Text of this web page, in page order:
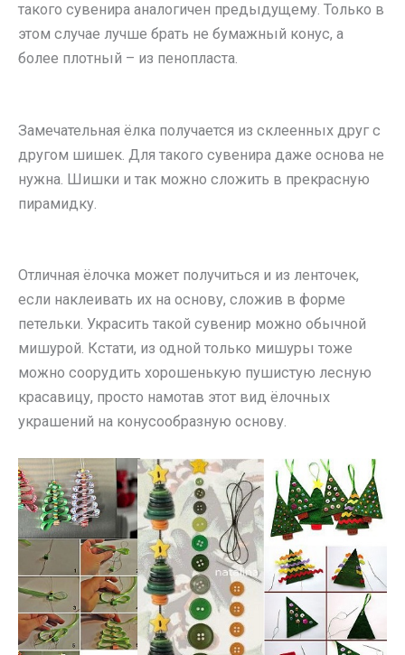
такого сувенира аналогичен предыдущему. Только в
этом случае лучше брать не бумажный конус, а
более плотный – из пенопласта.
Замечательная ёлка получается из склеенных друг с
другом шишек. Для такого сувенира даже основа не
нужна. Шишки и так можно сложить в прекрасную
пирамидку.
Отличная ёлочка может получиться и из ленточек,
если наклеивать их на основу, сложив в форме
петельки. Украсить такой сувенир можно обычной
мишурой. Кстати, из одной только мишуры тоже
можно соорудить хорошенькую пушистую лесную
красавицу, просто намотав этот вид ёлочных
украшений на конусообразную основу.